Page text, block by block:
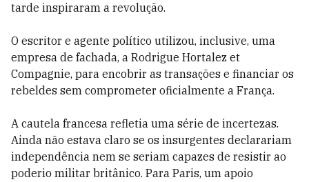
tarde inspiraram a revolução.
O escritor e agente político utilizou, inclusive, uma
empresa de fachada, a Rodrigue Hortalez et
Compagnie, para encobrir as transações e financiar os
rebeldes sem comprometer oficialmente a França.
A cautela francesa refletia uma série de incertezas.
Ainda não estava claro se os insurgentes declarariam
independência nem se seriam capazes de resistir ao
poderio militar britânico. Para Paris, um apoio